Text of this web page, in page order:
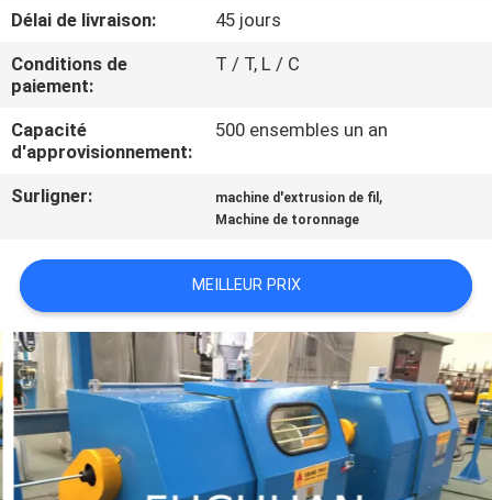
VISITE
DE
L'USINE
CONTRÔLE
CONTACTEZ-
NOUS
NOUVELLES
LES
Délai de livraison:
45 jours
Conditions de
paiement:
T / T, L / C
Capacité
d'approvisionnement:
500 ensembles un an
Surligner: machine d'extrusion de fil ,
Machine de toronnage
MEILLEUR PRIX